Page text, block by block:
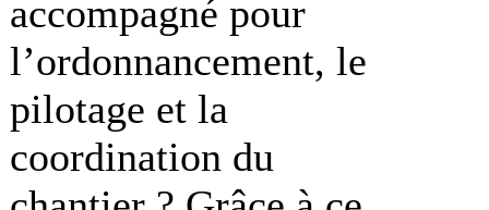
accompagné pour
l’ordonnancement, le
pilotage et la
coordination du